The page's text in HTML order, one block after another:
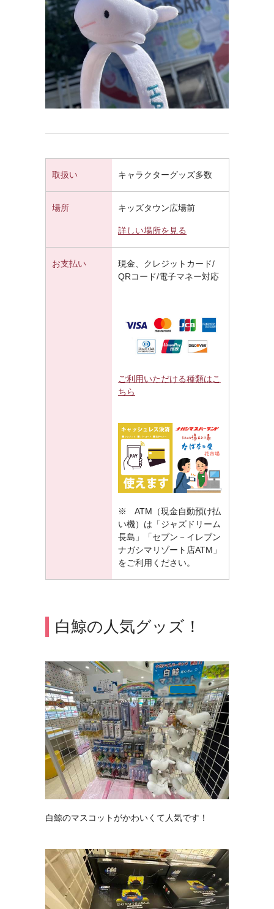
取扱い キャラクターグッズ多数
場所 キッズタウン広場前
詳しい場所を見る
お支払い
現金、クレジットカード/
QRコード/電子マネー対応
ご利用いただける種類はこ
ちら
※ ATM（現金自動預け払
い機）は「ジャズドリーム
長島」「セブン－イレブン
ナガシマリゾート店ATM」
をご利用ください。
白鯨の人気グッズ！
白鯨のマスコットがかわいくて人気です！